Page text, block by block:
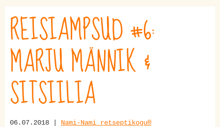
REISIAMPSUD #6:
MARJU MÄNNIK &
SITSIILIA
06.07.2018 | Nami-Nami retseptikogu®